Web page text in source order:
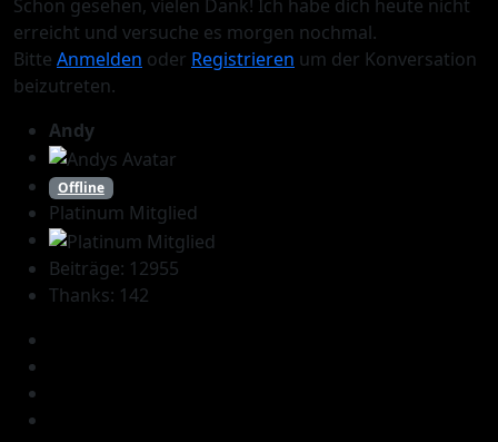
Schon gesehen, vielen Dank! Ich habe dich heute nicht
erreicht und versuche es morgen nochmal.
Bitte Anmelden oder Registrieren um der Konversation
beizutreten.
Andy
Offline
Platinum Mitglied
Beiträge: 12955
Thanks: 142